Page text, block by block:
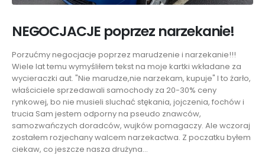
NEGOCJACJE poprzez narzekanie!
Porzućmy negocjacje poprzez marudzenie i narzekanie!!!
Wiele lat temu wymyśliłem tekst na moje kartki wkładane za
wycieraczki aut. "Nie marudze,nie narzekam, kupuje" I to żarło,
właściciele sprzedawali samochody za 20-30% ceny
rynkowej, bo nie musieli sluchać stękania, jojczenia, fochów i
trucia Sam jestem odporny na pseudo znawców,
samozwańczych doradców, wujków pomagaczy. Ale wczoraj
zostałem rozjechany walcem narzekactwa. Z poczatku byłem
ciekaw, co jeszcze nasza drużyna...